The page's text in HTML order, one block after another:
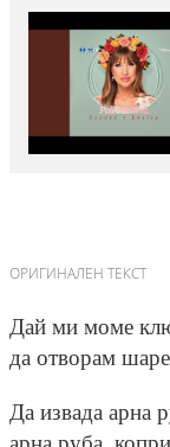
ОРИГИНАЛЕН ТЕКСТ
Дай ми моме
да отворам
Да извада арна